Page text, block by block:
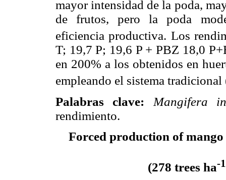
mayor intensidad de la poda,
de frutos, pero la poda
eficiencia productiva. Los
T; 19,7 P; 19,6 P + PBZ 18,0
en 200% a los obtenidos en
empleando el sistema tradicional
Palabras clave: Mangifera
rendimiento.
Forced production of mango
(278 trees ha-1